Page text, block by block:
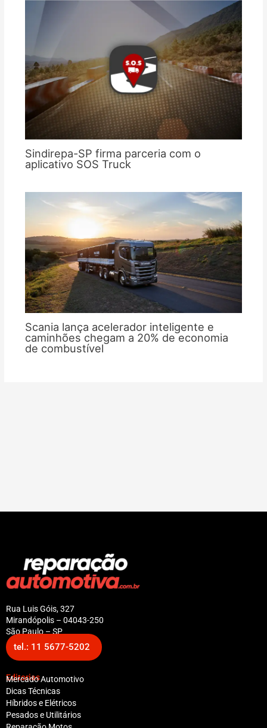
Sindirepa-SP firma parceria com o
aplicativo SOS Truck
Scania lança acelerador inteligente e
caminhões chegam a 20% de economia
de combustível
Rua Luis Góis, 327
Mirandópolis – 04043-250
São Paulo – SP
tel.: 11 5677-5202
Editorias
Mercado Automotivo
Dicas Técnicas
Híbridos e Elétricos
Pesados e Utilitários